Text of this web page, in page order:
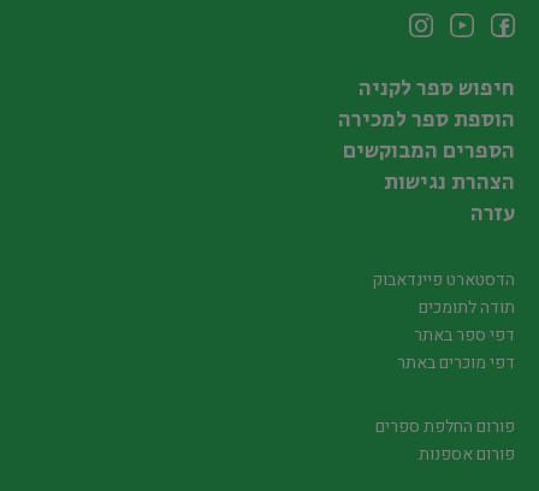
חיפוש ספר לקניה
הוספת ספר למכירה
הספרים המבוקשים
הצהרת נגישות
עזרה
הדסטארט פיינדאבוק
תודה לתומכים
דפי ספר באתר
דפי מוכרים באתר
פורום החלפת ספרים
פורום אספנות